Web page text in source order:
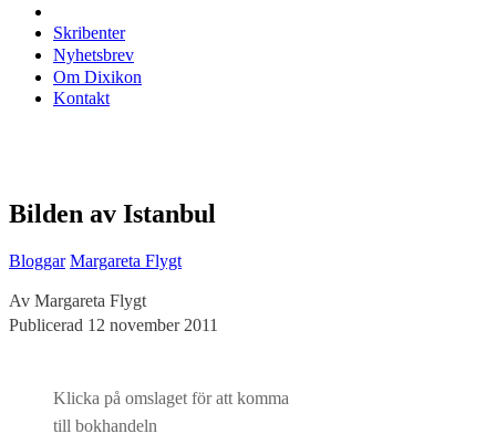
Skribenter
Nyhetsbrev
Om Dixikon
Kontakt
Bilden av Istanbul
Bloggar Margareta Flygt
Av Margareta Flygt
Publicerad 12 november 2011
Klicka på omslaget för att komma
till bokhandeln